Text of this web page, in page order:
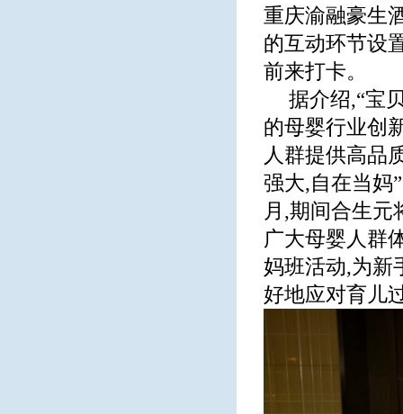
重庆渝融豪生
的互动环节设
前来打卡。
据介绍,“宝
的母婴行业创
人群提供高品
强大,自在当妈
月,期间合生元
广大母婴人群
妈班活动,为新
好地应对育儿